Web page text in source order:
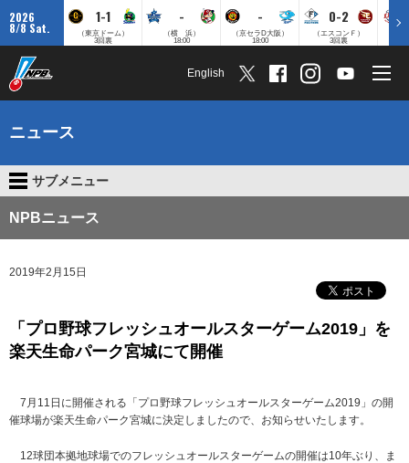
2026
8/8 Sat.
1-1
（東京ドーム）
3回裏
-
（横 浜）
18:00
-
（京セラD大阪）
18:00
0-2
（エスコンＦ）
3回裏
English
ニュース
サブメニュー
NPBニュース
2019年2月15日
「プロ野球フレッシュオールスターゲーム2019」を
楽天生命パーク宮城にて開催
7月11日に開催される「プロ野球フレッシュオールスターゲーム2019」の開
催球場が楽天生命パーク宮城に決定しましたので、お知らせいたします。
12球団本拠地球場でのフレッシュオールスターゲームの開催は10年ぶり、ま